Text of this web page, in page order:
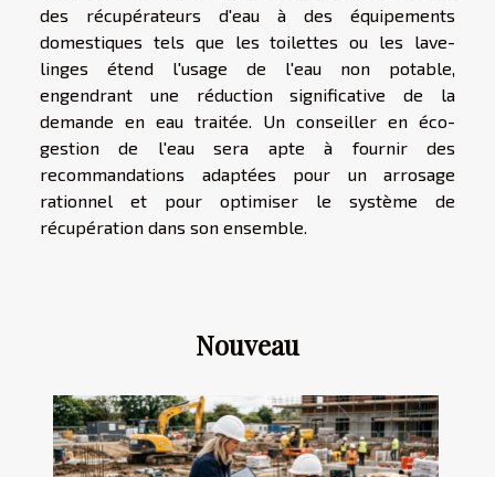
des récupérateurs d'eau à des équipements
domestiques tels que les toilettes ou les lave-
linges étend l'usage de l'eau non potable,
engendrant une réduction significative de la
demande en eau traitée. Un conseiller en éco-
gestion de l'eau sera apte à fournir des
recommandations adaptées pour un arrosage
rationnel et pour optimiser le système de
récupération dans son ensemble.
Nouveau